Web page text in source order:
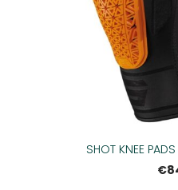
SHOT KNEE